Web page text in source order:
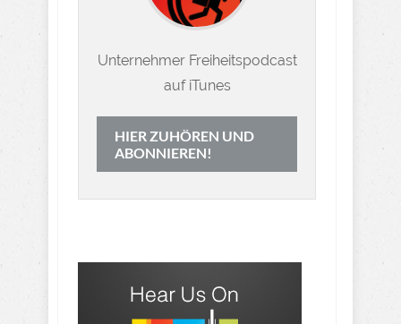
Unternehmer Freiheitspodcast
auf iTunes
HIER ZUHÖREN UND
ABONNIEREN!